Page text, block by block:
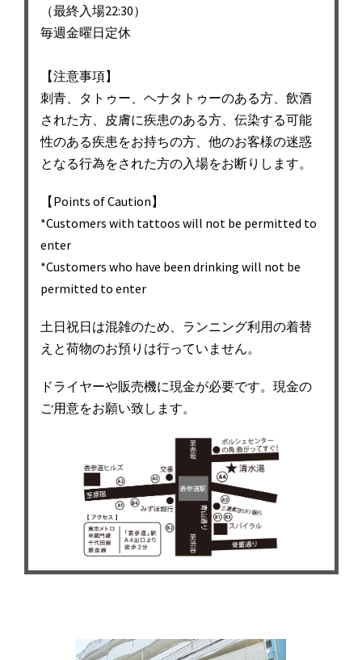
（最終入場22:30）
毎週金曜日定休
【注意事項】
刺青、タトゥー、ヘナタトゥーのある方、飲酒
された方、皮膚に疾患のある方、伝染する可能
性のある疾患をお持ちの方、他のお客様の迷惑
となる行為をされた方の入場をお断りします。
【Points of Caution】
*Customers with tattoos will not be permitted to
enter
*Customers who have been drinking will not be
permitted to enter
土日祝日は混雑のため、ランニング利用の着替
えと荷物のお預りは行っていません。
ドライヤーや販売機に現金が必要です。現金の
ご用意をお願い致します。